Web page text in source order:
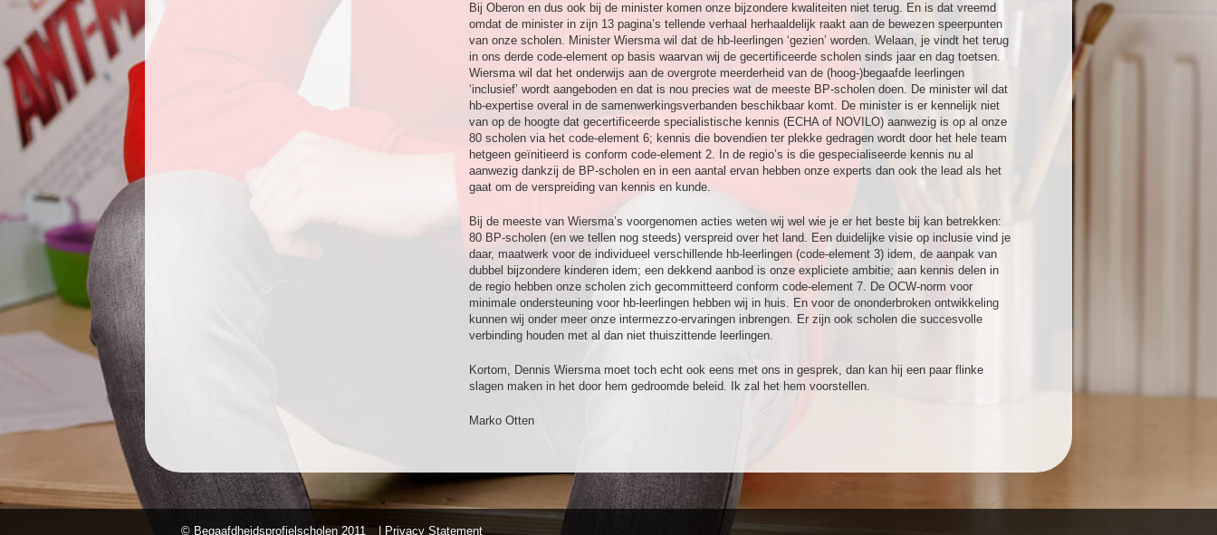
Bij Oberon en dus ook bij de minister komen onze bijzondere kwaliteiten niet terug. En is dat vreemd
omdat de minister in zijn 13 pagina’s tellende verhaal herhaaldelijk raakt aan de bewezen speerpunten
van onze scholen. Minister Wiersma wil dat de hb-leerlingen ‘gezien’ worden. Welaan, je vindt het terug
in ons derde code-element op basis waarvan wij de gecertificeerde scholen sinds jaar en dag toetsen.
Wiersma wil dat het onderwijs aan de overgrote meerderheid van de (hoog-)begaafde leerlingen
‘inclusief’ wordt aangeboden en dat is nou precies wat de meeste BP-scholen doen. De minister wil dat
hb-expertise overal in de samenwerkingsverbanden beschikbaar komt. De minister is er kennelijk niet
van op de hoogte dat gecertificeerde specialistische kennis (ECHA of NOVILO) aanwezig is op al onze
80 scholen via het code-element 6; kennis die bovendien ter plekke gedragen wordt door het hele team
hetgeen geïnitieerd is conform code-element 2. In de regio’s is die gespecialiseerde kennis nu al
aanwezig dankzij de BP-scholen en in een aantal ervan hebben onze experts dan ook the lead als het
gaat om de verspreiding van kennis en kunde.
Bij de meeste van Wiersma’s voorgenomen acties weten wij wel wie je er het beste bij kan betrekken:
80 BP-scholen (en we tellen nog steeds) verspreid over het land. Een duidelijke visie op inclusie vind je
daar, maatwerk voor de individueel verschillende hb-leerlingen (code-element 3) idem, de aanpak van
dubbel bijzondere kinderen idem; een dekkend aanbod is onze expliciete ambitie; aan kennis delen in
de regio hebben onze scholen zich gecommitteerd conform code-element 7. De OCW-norm voor
minimale ondersteuning voor hb-leerlingen hebben wij in huis. En voor de ononderbroken ontwikkeling
kunnen wij onder meer onze intermezzo-ervaringen inbrengen. Er zijn ook scholen die succesvolle
verbinding houden met al dan niet thuiszittende leerlingen.
Kortom, Dennis Wiersma moet toch echt ook eens met ons in gesprek, dan kan hij een paar flinke
slagen maken in het door hem gedroomde beleid. Ik zal het hem voorstellen.
Marko Otten
© Begaafdheidsprofielscholen 2011 | Privacy Statement